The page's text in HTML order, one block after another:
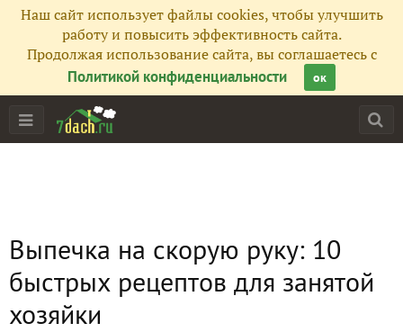
Наш сайт использует файлы cookies, чтобы улучшить
работу и повысить эффективность сайта.
Продолжая использование сайта, вы соглашаетесь с
Политикой конфиденциальности
ок
Выпечка на скорую руку: 10
быстрых рецептов для занятой
хозяйки